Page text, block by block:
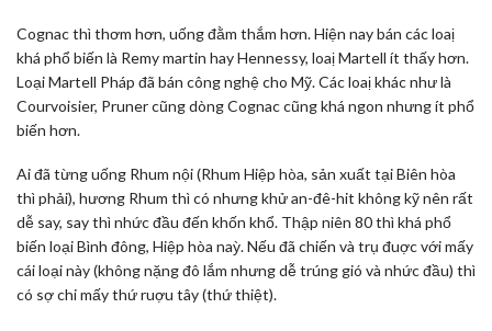
Cognac thì thơm hơn, uống đằm thắm hơn. Hiện nay bán các loaị
khá phổ biến là Remy martin hay Hennessy, loaị Martell ít thấy hơn.
Loại Martell Pháp đã bán công nghệ cho Mỹ. Các loaị khác như là
Courvoisier, Pruner cũng dòng Cognac cũng khá ngon nhưng ít phổ
biến hơn.
Ai đã từng uống Rhum nội (Rhum Hiệp hòa, sản xuất tại Biên hòa
thì phải), hương Rhum thì có nhưng khử an-đê-hit không kỹ nên rất
dễ say, say thì nhức đầu đến khốn khổ. Thập niên 80 thì khá phổ
biến loại Bình đông, Hiệp hòa naỳ. Nếu đã chiến và trụ đuợc với mấy
cái loại này (không nặng đô lắm nhưng dễ trúng gió và nhức đầu) thì
có sợ chi mấy thứ ruợu tây (thứ thiệt).